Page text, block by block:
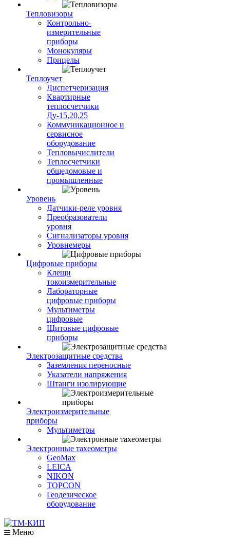
Тепловизоры
Контрольно-
измерительные
приборы
Монокуляры
Прицелы
Теплоучет
Диспетчеризация
Квартирные
теплосчетчики
Ду-15,20,25
Коммуникационное и
сервисное
оборудование
Тепловычислители
Теплосчетчики
общедомовые и
промышленные
Уровень
Датчики-реле уровня
Преобразователи
уровня
Сигнализаторы уровня
Уровнемеры
Цифровые приборы
Клещи
токоизмерительные
Лабораторные
цифровые приборы
Мультиметры
цифровые
Щитовые цифровые
приборы
Электрозащитные средства
Заземления переносные
Указатели напряжения
Штанги изолирующие
Электроизмерительные
приборы
Мультиметры
Электронные тахеометры
GeoMax
LEICA
NIKON
TOPCON
Геодезическое
оборудование
Меню